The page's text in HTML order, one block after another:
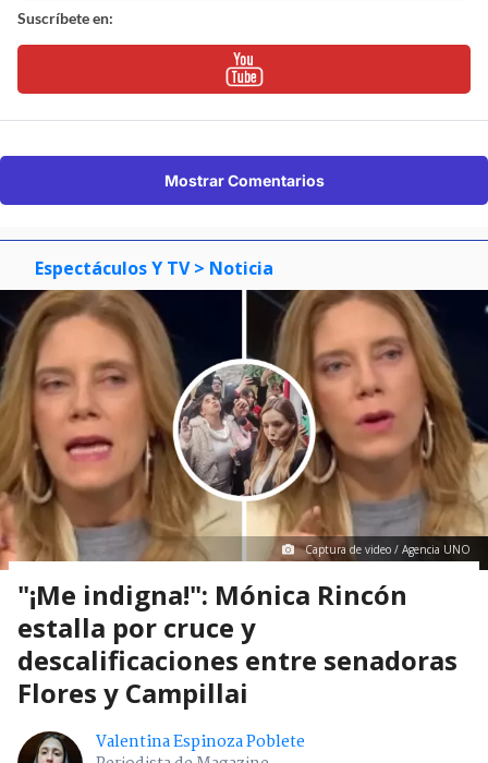
Suscríbete en:
Mostrar Comentarios
Espectáculos Y TV > Noticia
Captura de video / Agencia UNO
"¡Me indigna!": Mónica Rincón
estalla por cruce y
descalificaciones entre senadoras
Flores y Campillai
Valentina Espinoza Poblete